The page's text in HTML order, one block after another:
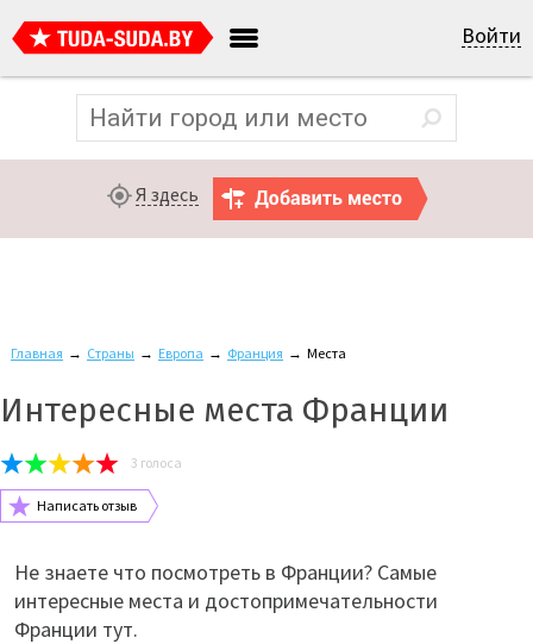
Войти
Я здесь
Главная → Страны → Европа → Франция → Места
Интересные места Франции
3 голоса
Написать отзыв
Не знаете что посмотреть в Франции? Самые
интересные места и достопримечательности
Франции тут.